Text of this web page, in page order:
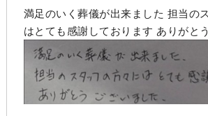
満足のいく葬儀が出来ました 担当の
はとても感謝しております ありがと